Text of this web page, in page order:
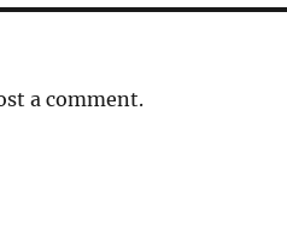
a comment.